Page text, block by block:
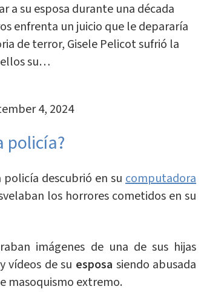
a su esposa durante una década
enfrenta un juicio que le depararía
de terror, Gisele Pelicot sufrió la
su…
4, 2024
policía?
policía descubrió en sucomputadora
los horrores cometidos en su
imágenes de una de sus hijas
vídeos de su esposa siendo abusada
masoquismo extremo.